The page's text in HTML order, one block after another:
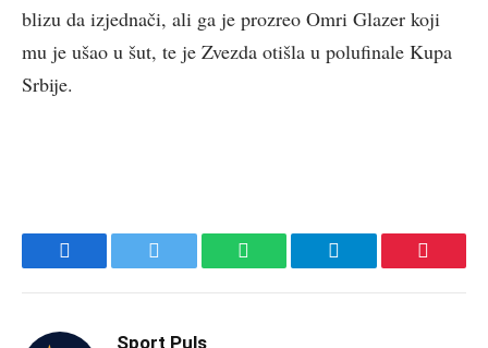
blizu da izjednači, ali ga je prozreo Omri Glazer koji
mu je ušao u šut, te je Zvezda otišla u polufinale Kupa
Srbije.
Facebook Twitter WhatsApp Telegram
Sport Puls